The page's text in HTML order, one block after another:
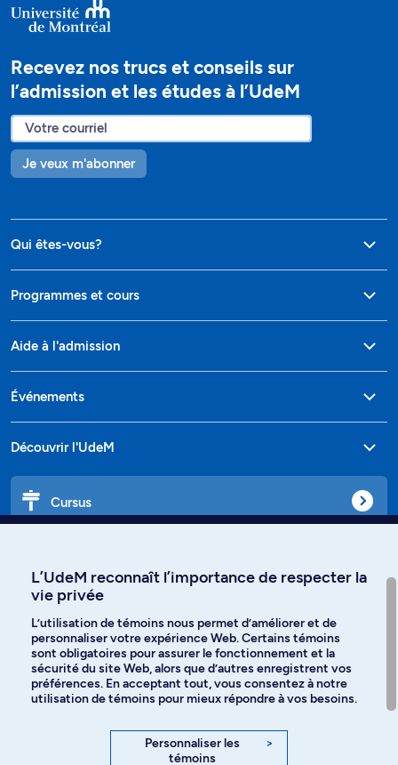
Recevez nos trucs et conseils sur
l’admission et les études à l’UdeM
Je veux m'abonner
Qui êtes-vous?
Programmes et cours
Aide à l'admission
Événements
Découvrir l'UdeM
Cursus
Langues
Facebook Instagram
YouTube
L’UdeM reconnaît l’importance de respecter la
vie privée
L’utilisation de témoins nous permet d’améliorer et de
personnaliser votre expérience Web. Certains témoins
sont obligatoires pour assurer le fonctionnement et la
sécurité du site Web, alors que d’autres enregistrent vos
préférences. En acceptant tout, vous consentez à notre
utilisation de témoins pour mieux répondre à vos besoins.
Personnaliser les
témoins
>